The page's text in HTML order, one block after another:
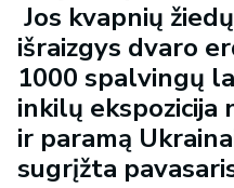
Jos kvapnių
išraizgys dvaro
1000 spalvingų
inkilų ekspozicija
ir paramą
sugrįžta